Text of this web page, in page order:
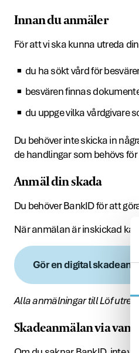
Innan du anmäler
För att vi ska kunna utreda
du ha sökt vård för
besvären finnas
du uppge vilka vårdgivare
Du behöver inte skicka in
de handlingar som behövs
Anmäl din skada
Du behöver BankID för att
När anmälan är inskickad
Gör en digital
Alla anmälningar till Löf
Skadeanmälan via